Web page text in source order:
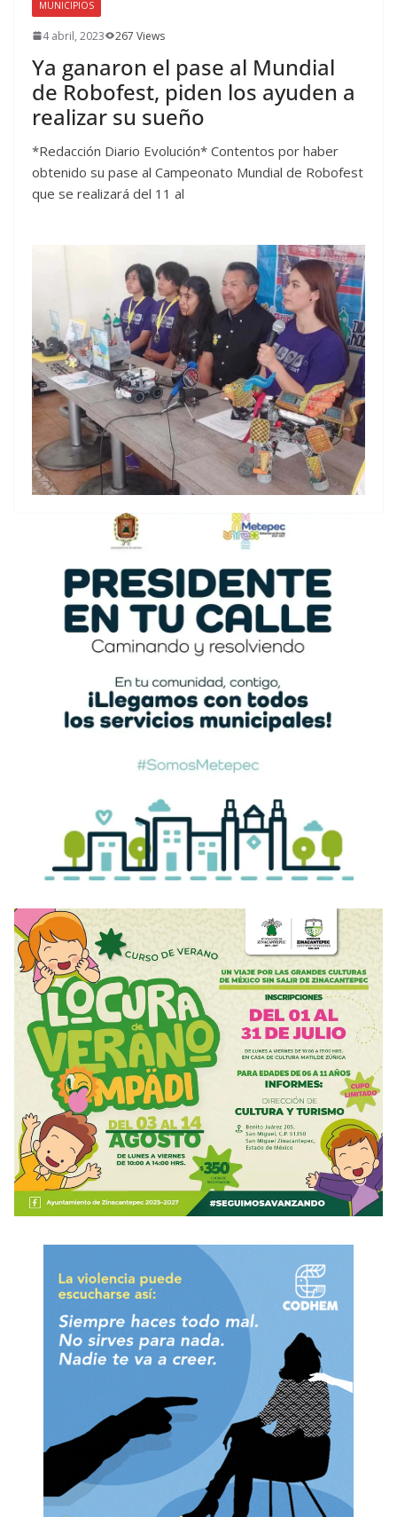
MUNICIPIOS
4 abril, 2023 267 Views
Ya ganaron el pase al Mundial
de Robofest, piden los ayuden a
realizar su sueño
*Redacción Diario Evolución* Contentos por haber
obtenido su pase al Campeonato Mundial de Robofest
que se realizará del 11 al